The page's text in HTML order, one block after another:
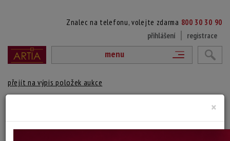
Znalec na telefonu, volejte zdarma 800 30 30 90
přihlášení
registrace
menu
přejít na výpis položek aukce
Autor:Friedrich Seidel-Fichert
×